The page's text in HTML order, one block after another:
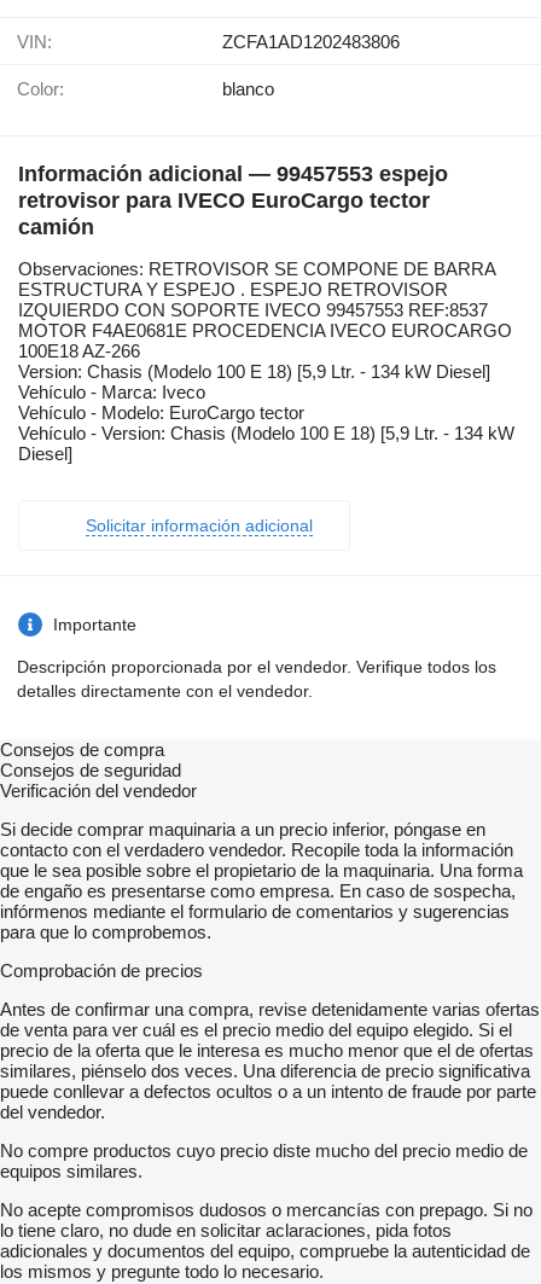
VIN: ZCFA1AD1202483806
Color: blanco
Información adicional — 99457553 espejo
retrovisor para IVECO EuroCargo tector
camión
Observaciones: RETROVISOR SE COMPONE DE BARRA
ESTRUCTURA Y ESPEJO . ESPEJO RETROVISOR
IZQUIERDO CON SOPORTE IVECO 99457553 REF:8537
MOTOR F4AE0681E PROCEDENCIA IVECO EUROCARGO
100E18 AZ-266
Version: Chasis (Modelo 100 E 18) [5,9 Ltr. - 134 kW Diesel]
Vehículo - Marca: Iveco
Vehículo - Modelo: EuroCargo tector
Vehículo - Version: Chasis (Modelo 100 E 18) [5,9 Ltr. - 134 kW
Diesel]
Solicitar información adicional
Importante
Descripción proporcionada por el vendedor. Verifique todos los
detalles directamente con el vendedor.
Consejos de compra
Consejos de seguridad
Verificación del vendedor
Si decide comprar maquinaria a un precio inferior, póngase en
contacto con el verdadero vendedor. Recopile toda la información
que le sea posible sobre el propietario de la maquinaria. Una forma
de engaño es presentarse como empresa. En caso de sospecha,
infórmenos mediante el formulario de comentarios y sugerencias
para que lo comprobemos.
Comprobación de precios
Antes de confirmar una compra, revise detenidamente varias ofertas
de venta para ver cuál es el precio medio del equipo elegido. Si el
precio de la oferta que le interesa es mucho menor que el de ofertas
similares, piénselo dos veces. Una diferencia de precio significativa
puede conllevar a defectos ocultos o a un intento de fraude por parte
del vendedor.
No compre productos cuyo precio diste mucho del precio medio de
equipos similares.
No acepte compromisos dudosos o mercancías con prepago. Si no
lo tiene claro, no dude en solicitar aclaraciones, pida fotos
adicionales y documentos del equipo, compruebe la autenticidad de
los mismos y pregunte todo lo necesario.